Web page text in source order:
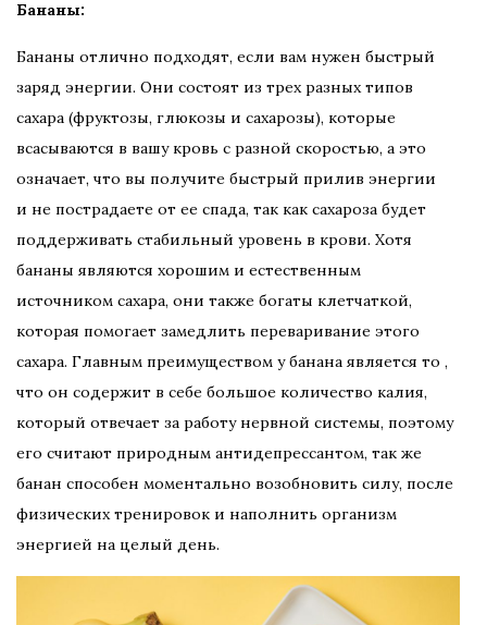
Бананы:
Бананы отлично подходят, если вам нужен быстрый
заряд энергии. Они состоят из трех разных типов
сахара (фруктозы, глюкозы и сахарозы), которые
всасываются в вашу кровь с разной скоростью, а это
означает, что вы получите быстрый прилив энергии
и не пострадаете от ее спада, так как сахароза будет
поддерживать стабильный уровень в крови. Хотя
бананы являются хорошим и естественным
источником сахара, они также богаты клетчаткой,
которая помогает замедлить переваривание этого
сахара. Главным преимуществом у банана является то ,
что он содержит в себе большое количество калия,
который отвечает за работу нервной системы, поэтому
его считают природным антидепрессантом, так же
банан способен моментально возобновить силу, после
физических тренировок и наполнить организм
энергией на целый день.